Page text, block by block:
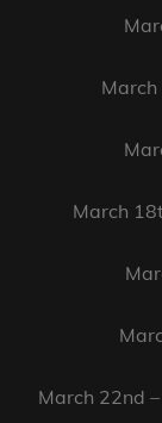
March
March 22nd